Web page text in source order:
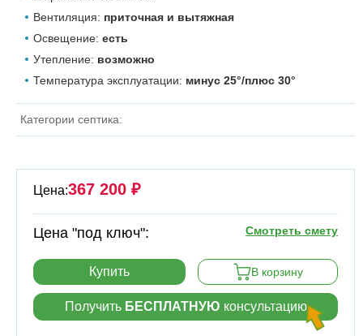
Вентиляция: приточная и вытяжная
Освещение: есть
Утепление: возможно
Температура эксплуатации: минус 25°/плюс 30°
Категории септика:
Цена:367 200 ₽
Цена "под ключ": Смотреть смету
Купить В корзину
Получить БЕСПЛАТНУЮ консультацию